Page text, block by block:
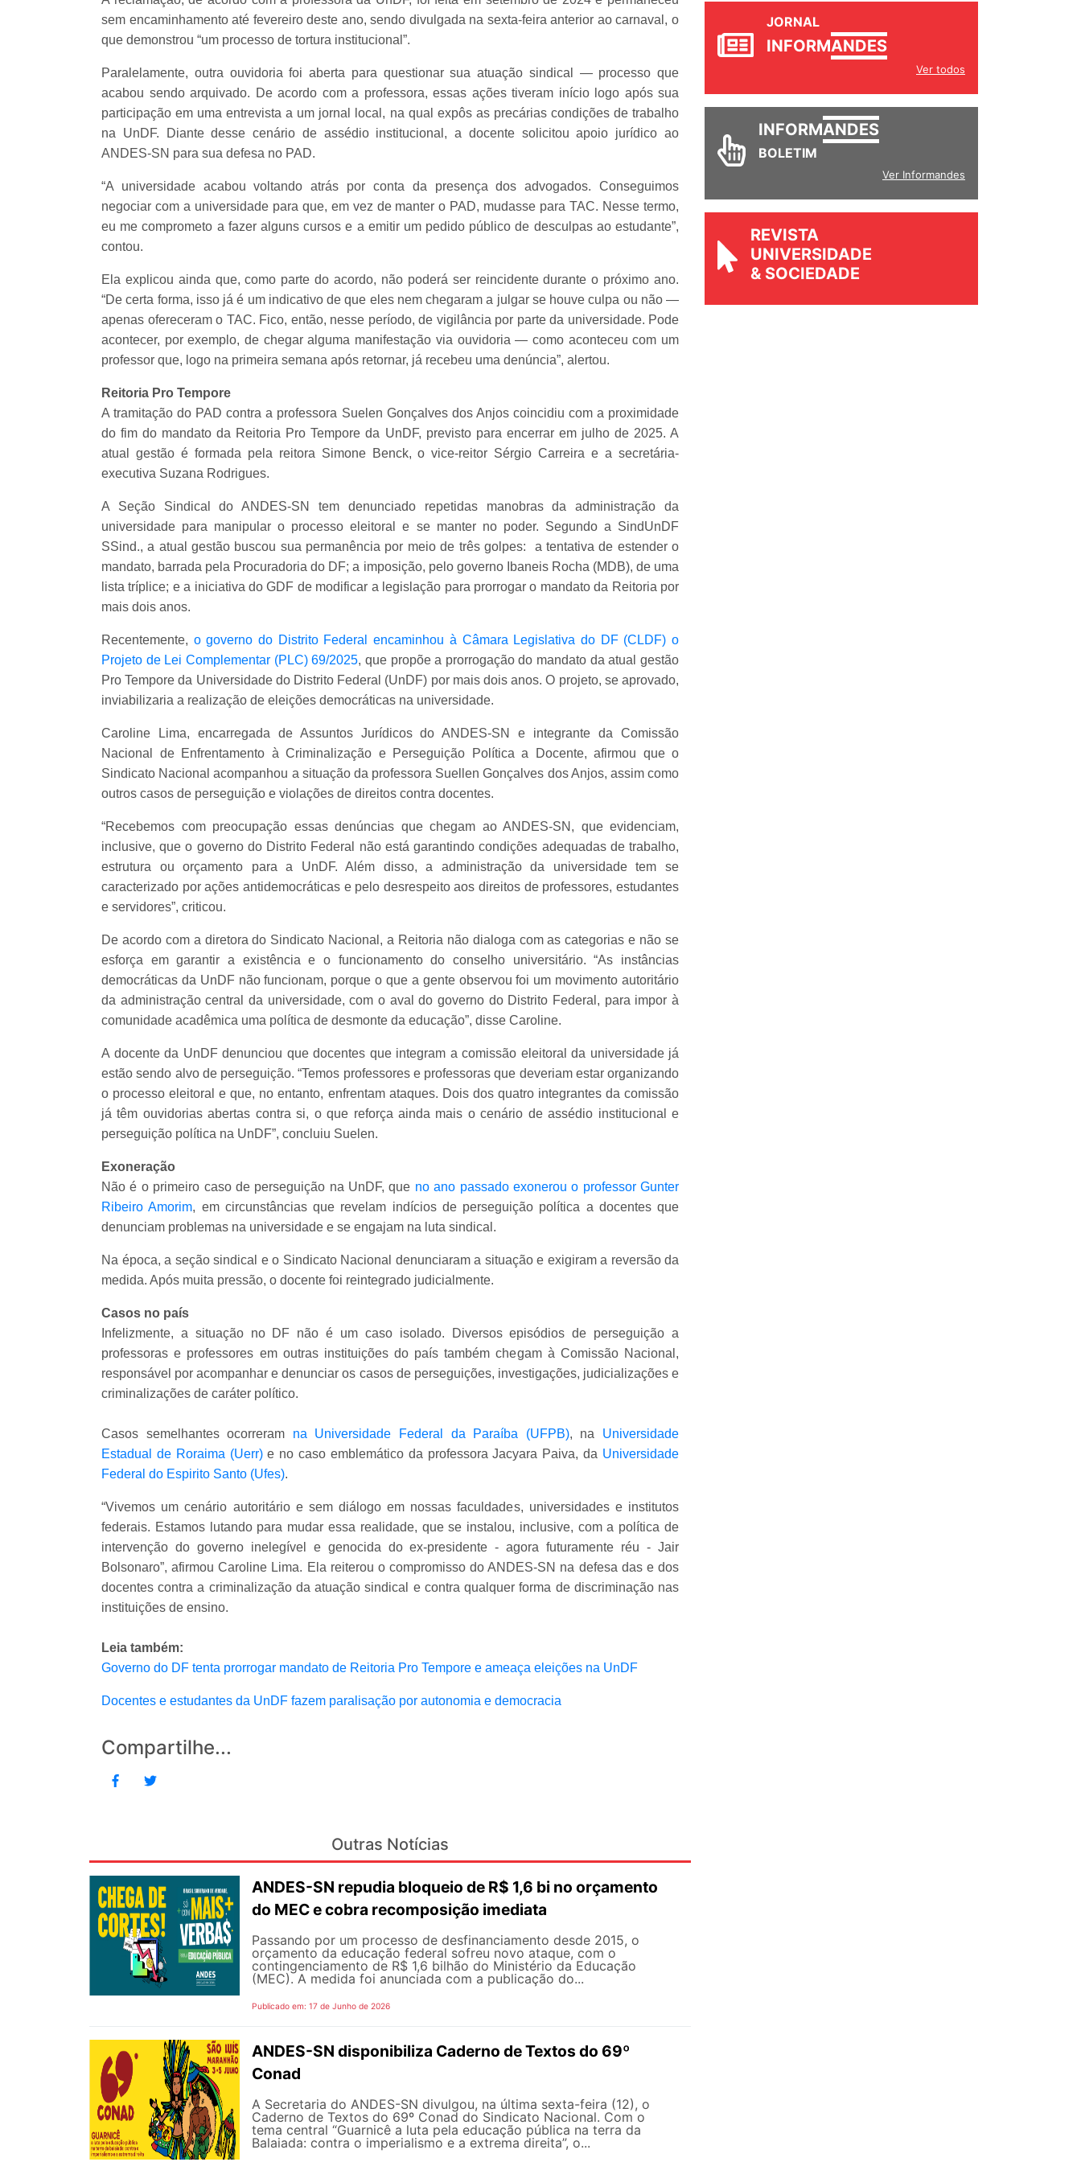
sem encaminhamento até fevereiro deste ano, sendo divulgada na sexta-feira anterior ao carnaval, o
que demonstrou “um processo de tortura institucional”.
Paralelamente, outra ouvidoria foi aberta para questionar sua atuação sindical — processo que
acabou sendo arquivado. De acordo com a professora, essas ações tiveram início logo após sua
participação em uma entrevista a um jornal local, na qual expôs as precárias condições de trabalho
na UnDF. Diante desse cenário de assédio institucional, a docente solicitou apoio jurídico ao
ANDES-SN para sua defesa no PAD.
“A universidade acabou voltando atrás por conta da presença dos advogados. Conseguimos
negociar com a universidade para que, em vez de manter o PAD, mudasse para TAC. Nesse termo,
eu me comprometo a fazer alguns cursos e a emitir um pedido público de desculpas ao estudante”,
contou.
Ela explicou ainda que, como parte do acordo, não poderá ser reincidente durante o próximo ano.
“De certa forma, isso já é um indicativo de que eles nem chegaram a julgar se houve culpa ou não —
apenas ofereceram o TAC. Fico, então, nesse período, de vigilância por parte da universidade. Pode
acontecer, por exemplo, de chegar alguma manifestação via ouvidoria — como aconteceu com um
professor que, logo na primeira semana após retornar, já recebeu uma denúncia”, alertou.
Reitoria Pro Tempore
A tramitação do PAD contra a professora Suelen Gonçalves dos Anjos coincidiu com a proximidade
do fim do mandato da Reitoria Pro Tempore da UnDF, previsto para encerrar em julho de 2025. A
atual gestão é formada pela reitora Simone Benck, o vice-reitor Sérgio Carreira e a secretária-
executiva Suzana Rodrigues.
A Seção Sindical do ANDES-SN tem denunciado repetidas manobras da administração da
universidade para manipular o processo eleitoral e se manter no poder. Segundo a SindUnDF
SSind., a atual gestão buscou sua permanência por meio de três golpes: a tentativa de estender o
mandato, barrada pela Procuradoria do DF; a imposição, pelo governo Ibaneis Rocha (MDB), de uma
lista tríplice; e a iniciativa do GDF de modificar a legislação para prorrogar o mandato da Reitoria por
mais dois anos.
Recentemente, o governo do Distrito Federal encaminhou à Câmara Legislativa do DF (CLDF) o
Projeto de Lei Complementar (PLC) 69/2025, que propõe a prorrogação do mandato da atual gestão
Pro Tempore da Universidade do Distrito Federal (UnDF) por mais dois anos. O projeto, se aprovado,
inviabilizaria a realização de eleições democráticas na universidade.
Caroline Lima, encarregada de Assuntos Jurídicos do ANDES-SN e integrante da Comissão
Nacional de Enfrentamento à Criminalização e Perseguição Política a Docente, afirmou que o
Sindicato Nacional acompanhou a situação da professora Suellen Gonçalves dos Anjos, assim como
outros casos de perseguição e violações de direitos contra docentes.
“Recebemos com preocupação essas denúncias que chegam ao ANDES-SN, que evidenciam,
inclusive, que o governo do Distrito Federal não está garantindo condições adequadas de trabalho,
estrutura ou orçamento para a UnDF. Além disso, a administração da universidade tem se
caracterizado por ações antidemocráticas e pelo desrespeito aos direitos de professores, estudantes
e servidores”, criticou.
De acordo com a diretora do Sindicato Nacional, a Reitoria não dialoga com as categorias e não se
esforça em garantir a existência e o funcionamento do conselho universitário. “As instâncias
democráticas da UnDF não funcionam, porque o que a gente observou foi um movimento autoritário
da administração central da universidade, com o aval do governo do Distrito Federal, para impor à
comunidade acadêmica uma política de desmonte da educação”, disse Caroline.
A docente da UnDF denunciou que docentes que integram a comissão eleitoral da universidade já
estão sendo alvo de perseguição. “Temos professores e professoras que deveriam estar organizando
o processo eleitoral e que, no entanto, enfrentam ataques. Dois dos quatro integrantes da comissão
já têm ouvidorias abertas contra si, o que reforça ainda mais o cenário de assédio institucional e
perseguição política na UnDF”, concluiu Suelen.
Exoneração
Não é o primeiro caso de perseguição na UnDF, que no ano passado exonerou o professor Gunter
Ribeiro Amorim, em circunstâncias que revelam indícios de perseguição política a docentes que
denunciam problemas na universidade e se engajam na luta sindical.
Na época, a seção sindical e o Sindicato Nacional denunciaram a situação e exigiram a reversão da
medida. Após muita pressão, o docente foi reintegrado judicialmente.
Casos no país
Infelizmente, a situação no DF não é um caso isolado. Diversos episódios de perseguição a
professoras e professores em outras instituições do país também chegam à Comissão Nacional,
responsável por acompanhar e denunciar os casos de perseguições, investigações, judicializações e
criminalizações de caráter político.
Casos semelhantes ocorreram na Universidade Federal da Paraíba (UFPB), na Universidade
Estadual de Roraima (Uerr)e no caso emblemático da professora Jacyara Paiva, da Universidade
Federal do Espirito Santo (Ufes).
“Vivemos um cenário autoritário e sem diálogo em nossas faculdades, universidades e institutos
federais. Estamos lutando para mudar essa realidade, que se instalou, inclusive, com a política de
intervenção do governo inelegível e genocida do ex-presidente - agora futuramente réu - Jair
Bolsonaro”, afirmou Caroline Lima. Ela reiterou o compromisso do ANDES-SN na defesa das e dos
docentes contra a criminalização da atuação sindical e contra qualquer forma de discriminação nas
instituições de ensino.
Leia também:
Governo do DF tenta prorrogar mandato de Reitoria Pro Tempore e ameaça eleições na UnDF
Docentes e estudantes da UnDF fazem paralisação por autonomia e democracia
Compartilhe...
Outras Notícias
ANDES-SN repudia bloqueio de R$ 1,6 bi no orçamento
do MEC e cobra recomposição imediata
Passando por um processo de desfinanciamento desde 2015, o
orçamento da educação federal sofreu novo ataque, com o
contingenciamento de R$ 1,6 bilhão do Ministério da Educação
(MEC). A medida foi anunciada com a publicação do...
Publicado em: 17 de Junho de 2026
ANDES-SN disponibiliza Caderno de Textos do 69º
Conad
A Secretaria do ANDES-SN divulgou, na última sexta-feira (12), o
Caderno de Textos do 69º Conad do Sindicato Nacional. Com o
tema central “Guarnicê a luta pela educação pública na terra da
Balaiada: contra o imperialismo e a extrema direita”, o...
JORNAL
INFORMANDES
Ver todos
INFORMANDES
BOLETIM
Ver Informandes
REVISTA
UNIVERSIDADE
& SOCIEDADE